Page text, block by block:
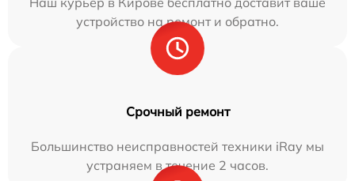
устройство на ремонт и обратно.
Срочный ремонт
Большинство неисправностей техники iRay мы
устраняем в течение 2 часов.